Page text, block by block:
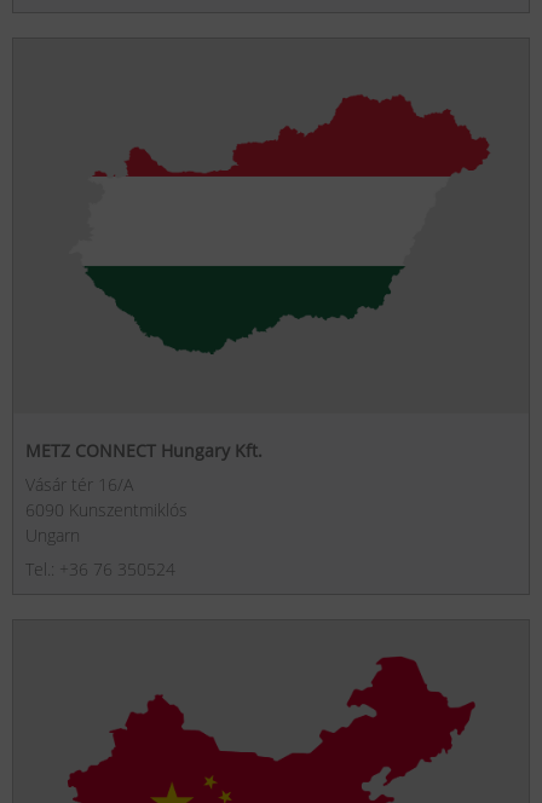
METZ CONNECT Hungary Kft.
Vásár tér 16/A
6090 Kunszentmiklós
Ungarn
Tel.: +36 76 350524